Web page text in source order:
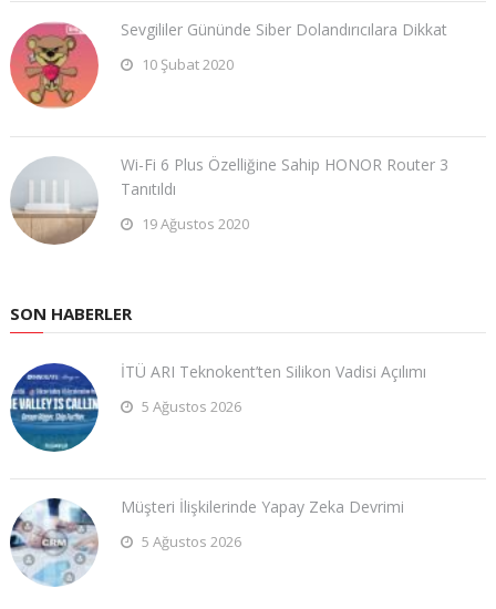
Sevgililer Gününde Siber Dolandırıcılara Dikkat
10 Şubat 2020
Wi-Fi 6 Plus Özelliğine Sahip HONOR Router 3
Tanıtıldı
19 Ağustos 2020
SON HABERLER
İTÜ ARI Teknokent’ten Silikon Vadisi Açılımı
5 Ağustos 2026
Müşteri İlişkilerinde Yapay Zeka Devrimi
5 Ağustos 2026